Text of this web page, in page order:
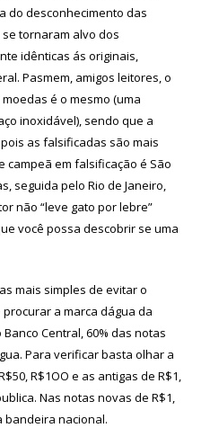
do desconhecimento das
tornaram alvo dos
idênticas ás originais,
Pasmem, amigos leitores, o
é o mesmo (uma
inoxidável), sendo que a
as falsificadas são mais
campeã em falsificação é São
seguida pelo Rio de Janeiro,
não “leve gato por lebre”
você possa descobrir se uma
mais simples de evitar o
a marca dágua da
Central, 60% das notas
Para verificar basta olhar a
R$1OO e as antigas de R$1,
Nas notas novas de R$1,
bandeira nacional.